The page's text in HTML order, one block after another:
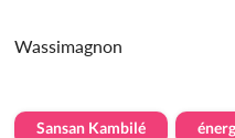
Wassimagnon
Sansan Kambilé